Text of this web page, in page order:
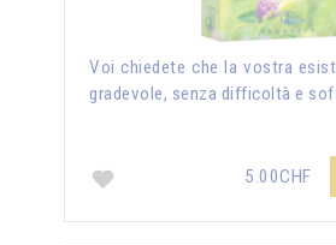
Voi chiedete che la vostra
gradevole, senza difficoltà e
5.00CHF